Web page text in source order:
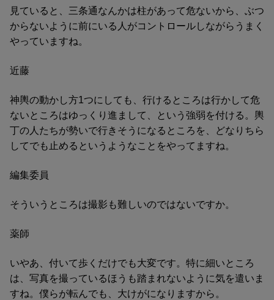
見ていると、三条通なんかは柱があって危ないから、ぶつ
からないように前にいる人がコントロールしながらうまく
やっていますね。
近藤
神輿の動かし方1つにしても、行けるところは行かして危
ないところはゆっくり進まして、という強弱を付ける。輿
丁の人たちが勢いで行きそうになるところを、どなりちら
してでも止めるというようなことをやってますね。
編集委員
そういうところは撮影も難しいのではないですか。
薬師
いやあ、付いて歩くだけでも大変です。特に細いところ
は、写真を撮っているほうも踏まれないように気を遣いま
すね。僕らが転んでも、大けがになりますから。